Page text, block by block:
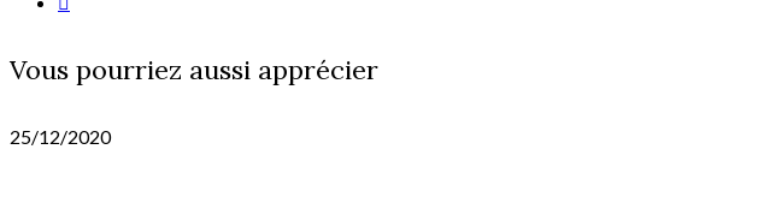
Vous pourriez aussi apprécier
25/12/2020